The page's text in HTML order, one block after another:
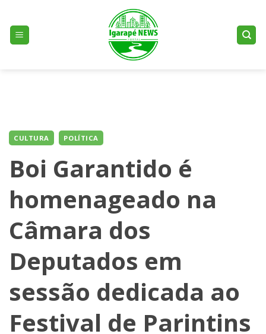
content
CULTURA POLÍTICA
Boi Garantido é
homenageado na
Câmara dos
Deputados em
sessão dedicada ao
Festival de Parintins